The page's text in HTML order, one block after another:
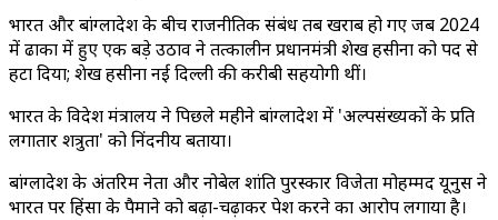
भारत और बांग्लादेश के बीच राजनीतिक संबंध तब खराब हो गए जब 2024
में ढाका में हुए एक बड़े उठाव ने तत्कालीन प्रधानमंत्री शेख हसीना को पद से
हटा दिया; शेख हसीना नई दिल्ली की करीबी सहयोगी थीं।
भारत के विदेश मंत्रालय ने पिछले महीने बांग्लादेश में 'अल्पसंख्यकों के प्रति
लगातार शत्रुता' को निंदनीय बताया।
बांग्लादेश के अंतरिम नेता और नोबेल शांति पुरस्कार विजेता मोहम्मद यूनुस ने
भारत पर हिंसा के पैमाने को बढ़ा-चढ़ाकर पेश करने का आरोप लगाया है।